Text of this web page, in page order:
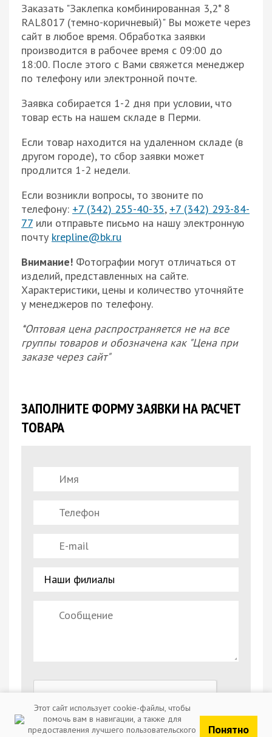
Заказать "Заклепка комбинированная 3,2* 8
RAL8017 (темно-коричневый)" Вы можете через
сайт в любое время. Обработка заявки
производится в рабочее время с 09:00 до
18:00. После этого с Вами свяжется менеджер
по телефону или электронной почте.
Заявка собирается 1-2 дня при условии, что
товар есть на нашем складе в Перми.
Если товар находится на удаленном складе (в
другом городе), то сбор заявки может
продлится 1-2 недели.
Если возникли вопросы, то звоните по
телефону: +7 (342) 255-40-35, +7 (342) 293-84-
77 или отправьте письмо на нашу электронную
почту krepline@bk.ru
Внимание! Фотографии могут отличаться от
изделий, представленных на сайте.
Характеристики, цены и количество уточняйте
у менеджеров по телефону.
*Оптовая цена распространяется не на все
группы товаров и обозначена как "Цена при
заказе через сайт"
ЗАПОЛНИТЕ ФОРМУ ЗАЯВКИ НА РАСЧЕТ
ТОВАРА
Этот сайт использует cookie-файлы, чтобы
помочь вам в навигации, а также для
предоставления лучшего пользовательского
Понятно